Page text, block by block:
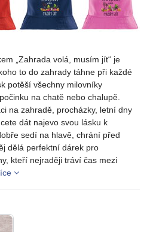
„Zahrada volá, musím jít“ je
to do zahrady táhne při každé
potěší všechny milovníky
na chatě nebo chalupě.
na zahradě, procházky, letní dny
dát najevo svou lásku k
sedí na hlavě, chrání před
dělá perfektní dárek pro
kteří nejraději tráví čas mezi